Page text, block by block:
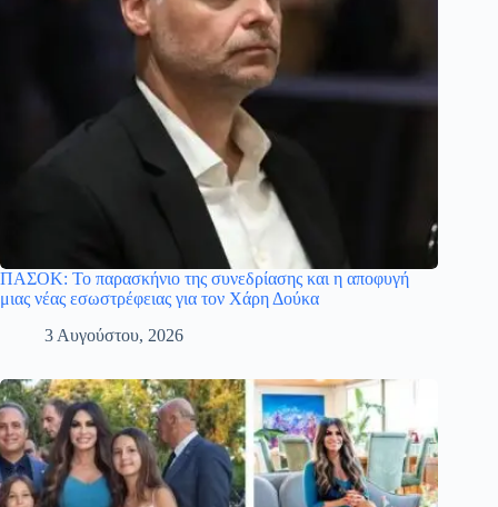
ΠΑΣΟΚ: Το παρασκήνιο της συνεδρίασης και η αποφυγή
μιας νέας εσωστρέφειας για τον Χάρη Δούκα
3 Αυγούστου, 2026